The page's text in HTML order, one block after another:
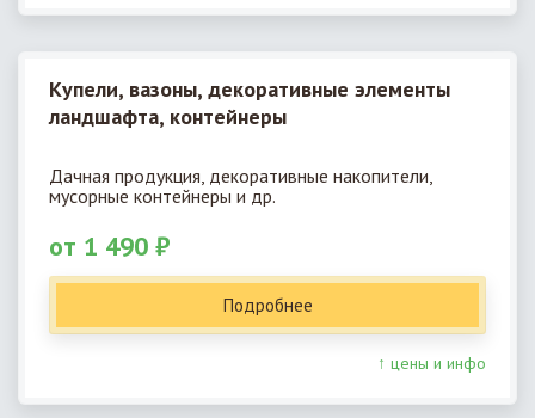
Купели, вазоны, декоративные элементы
ландшафта, контейнеры
Дачная продукция, декоративные накопители,
мусорные контейнеры и др.
от 1 490 ₽
Подробнее
↑ цены и инфо